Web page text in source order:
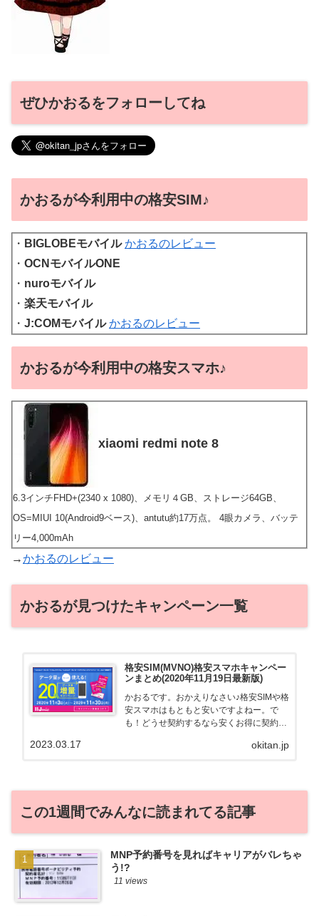
ぜひかおるをフォローしてね
かおるが今利用中の格安SIM♪
・ BIGLOBEモバイル かおるのレビュー
・ OCNモバイルONE
・ nuroモバイル
・ 楽天モバイル
・ J:COMモバイル かおるのレビュー
かおるが今利用中の格安スマホ♪
xiaomi redmi note 8
6.3インチFHD+(2340 x 1080)、メモリ４GB、ストレージ64GB、
OS=MIUI 10(Android9ベース)、antutu約17万点。 4眼カメラ、バッテ
リー4,000mAh
→かおるのレビュー
かおるが見つけたキャンペーン一覧
格安SIM(MVNO)格安スマホキャンペー
ンまとめ(2020年11月19日最新版)
かおるです。おかえりなさい♪格安SIMや格
安スマホはもともと安いですよねー。で
も！どうせ契約するなら安くお得に契約し
る自身も、そういう案件を常に狙ってます
okitan.jp
2023.03.17
この1週間でみんなに読まれてる記事
MNP予約番号を見ればキャリアがバレちゃ
う!?
11 views